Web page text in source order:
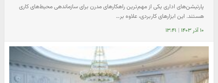
پارتیشن‌های اداری یکی از مهم‌ترین راهکارهای مدرن برای سازماندهی محیط‌های کاری
هستند. این ابزارهای کاربردی، علاوه بر…
۱۰ آذر ۱۴۰۳ | ۱۳:۴۱